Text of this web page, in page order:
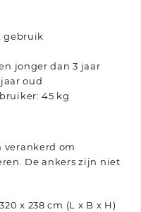
gebruik
jonger dan 3 jaar
oud
45 kg
verankerd om
De ankers zijn niet
x 238 cm (L x B x H)